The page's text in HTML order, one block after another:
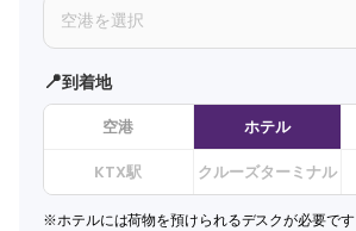
空港を選択
📍到着地
空港 ホテル
KTX駅
クルーズターミナル
※ホテルには荷物を預けられるデスクが必要です